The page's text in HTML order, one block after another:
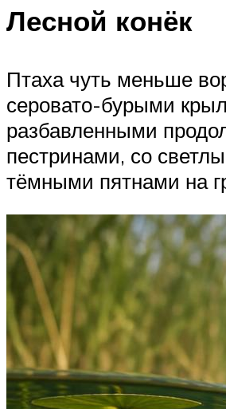
Лесной конёк
Птаха чуть меньше
серовато-бурыми
разбавленными
пестринами, со
тёмными пятнами на